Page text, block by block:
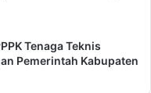
Tenaga Teknis
Pemerintah Kabupaten